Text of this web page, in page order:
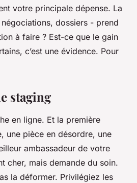
votre principale dépense. La
dossiers - prend
à faire ? Est-ce que le gain
c’est une évidence. Pour
staging
en ligne. Et la première
une pièce en désordre, une
ambassadeur de votre
cher, mais demande du soin.
la déformer. Privilégiez les